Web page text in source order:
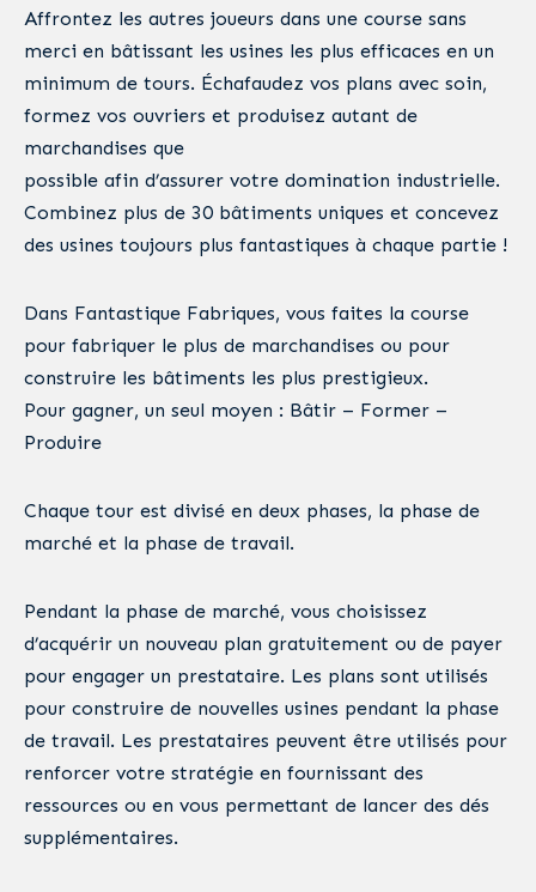
Affrontez les autres joueurs dans une course sans
merci en bâtissant les usines les plus efficaces en un
minimum de tours. Échafaudez vos plans avec soin,
formez vos ouvriers et produisez autant de
marchandises que
possible afin d’assurer votre domination industrielle.
Combinez plus de 30 bâtiments uniques et concevez
des usines toujours plus fantastiques à chaque partie !
Dans Fantastique Fabriques, vous faites la course
pour fabriquer le plus de marchandises ou pour
construire les bâtiments les plus prestigieux.
Pour gagner, un seul moyen : Bâtir – Former –
Produire
Chaque tour est divisé en deux phases, la phase de
marché et la phase de travail.
Pendant la phase de marché, vous choisissez
d’acquérir un nouveau plan gratuitement ou de payer
pour engager un prestataire. Les plans sont utilisés
pour construire de nouvelles usines pendant la phase
de travail. Les prestataires peuvent être utilisés pour
renforcer votre stratégie en fournissant des
ressources ou en vous permettant de lancer des dés
supplémentaires.